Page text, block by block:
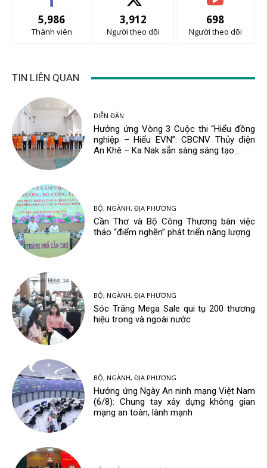
5,986
Thành viên
3,912
Người theo dõi
698
Người theo dõi
TIN LIÊN QUAN
DIỄN ĐÀN
Hưởng ứng Vòng 3 Cuộc thi “Hiểu đồng
nghiệp – Hiểu EVN”: CBCNV Thủy điện
An Khê – Ka Nak sẵn sàng sáng tạo...
BỘ, NGÀNH, ĐỊA PHƯƠNG
Cần Thơ và Bộ Công Thương bàn việc
tháo “điểm nghẽn” phát triển năng lượng
BỘ, NGÀNH, ĐỊA PHƯƠNG
Sóc Trăng Mega Sale qui tụ 200 thương
hiệu trong và ngoài nước
BỘ, NGÀNH, ĐỊA PHƯƠNG
Hưởng ứng Ngày An ninh mạng Việt Nam
(6/8): Chung tay xây dựng không gian
mạng an toàn, lành mạnh